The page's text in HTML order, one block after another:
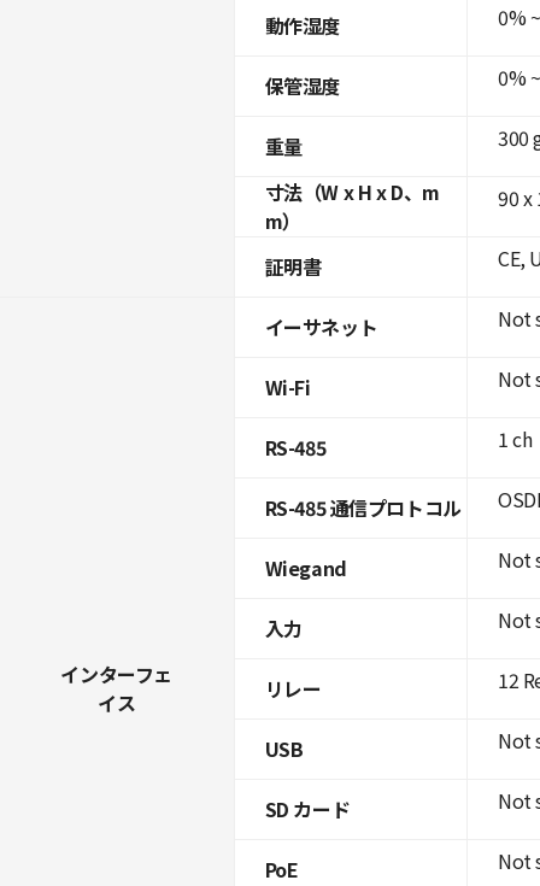
動作湿度
保管湿度
重量
寸法（W x H x D、m
m）
証明書
インターフェ
イス
イーサネット
Wi-Fi
RS-485
RS-485 通信プロトコル
Wiegand
入力
リレー
USB
SD カード
PoE
0%
0%
300
90 x
CE,
Not
Not
1 ch
Not
Not
12
Not
Not
Not